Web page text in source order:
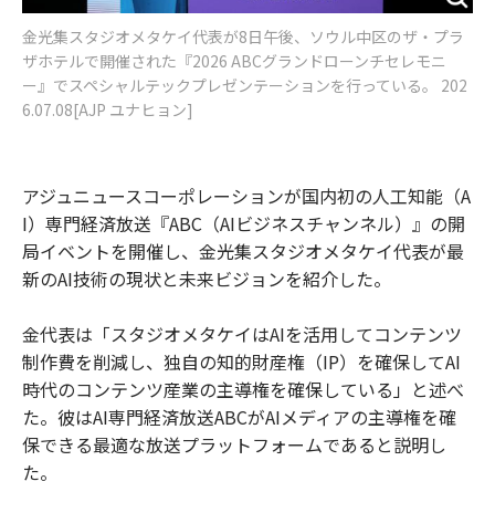
金光集スタジオメタケイ代表が8日午後、ソウル中区のザ・プラ
ザホテルで開催された『2026 ABCグランドローンチセレモニ
ー』でスペシャルテックプレゼンテーションを行っている。 202
6.07.08[AJP ユナヒョン]
アジュニュースコーポレーションが国内初の人工知能（A
I）専門経済放送『ABC（AIビジネスチャンネル）』の開
局イベントを開催し、金光集スタジオメタケイ代表が最
新のAI技術の現状と未来ビジョンを紹介した。
金代表は「スタジオメタケイはAIを活用してコンテンツ
制作費を削減し、独自の知的財産権（IP）を確保してAI
時代のコンテンツ産業の主導権を確保している」と述べ
た。彼はAI専門経済放送ABCがAIメディアの主導権を確
保できる最適な放送プラットフォームであると説明し
た。